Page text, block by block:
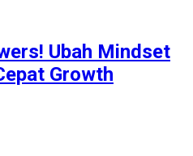
Ubah Mindset
Growth